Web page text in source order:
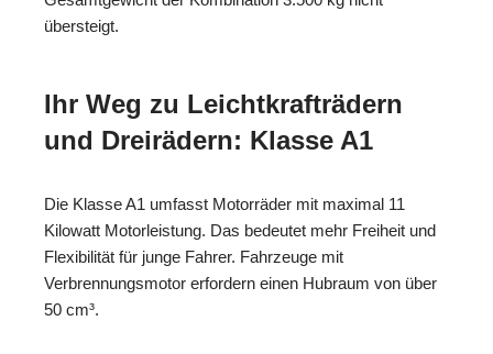
übersteigt.
Ihr Weg zu Leichtkrafträdern
und Dreirädern: Klasse A1
Die Klasse A1 umfasst Motorräder mit maximal 11
Kilowatt Motorleistung. Das bedeutet mehr Freiheit und
Flexibilität für junge Fahrer. Fahrzeuge mit
Verbrennungsmotor erfordern einen Hubraum von über
50 cm³.